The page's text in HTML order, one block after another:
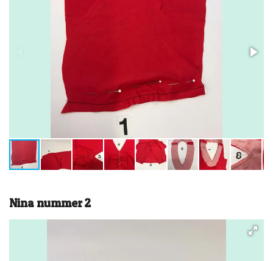
Nina nummer 2